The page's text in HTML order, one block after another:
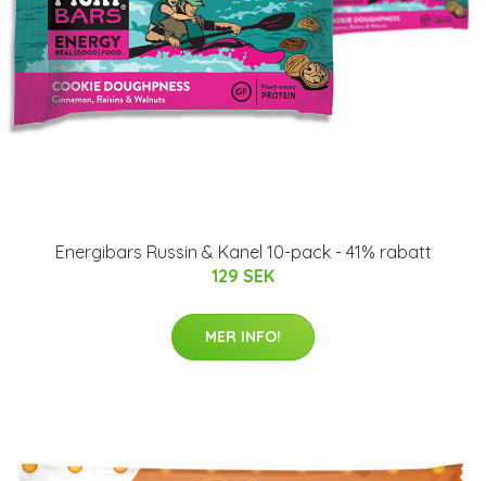
Energibars Russin & Kanel 10-pack - 41% rabatt
129 SEK
MER INFO!